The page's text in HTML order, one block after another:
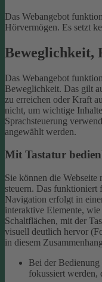
Das Webangebot
Hörvermögen. Es setzt
Beweglichkeit,
Das Webangebot
Beweglichkeit. Das gilt
zu erreichen oder Kraft
nicht, um wichtige
Sprachsteuerung
angewählt werden.
Mit Tastatur
Sie können die Webseite
steuern. Das
Navigation erfolgt in
interaktive Elemente,
Schaltflächen, mit der
visuell deutlich hervor
in diesem
Bei der Bedienung
fokussiert werden,